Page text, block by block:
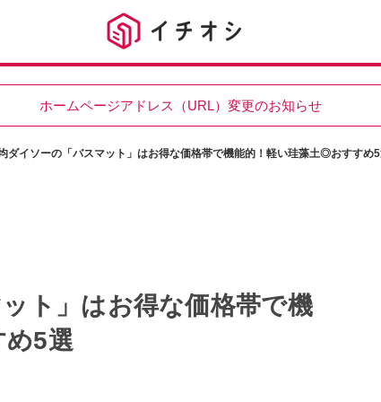
ホームページアドレス（URL）変更のお知らせ
ダイソーの「バスマット」はお得な価格帯で機能的！軽い珪藻土◎おすすめ
ト」はお得な価格帯で機
5選